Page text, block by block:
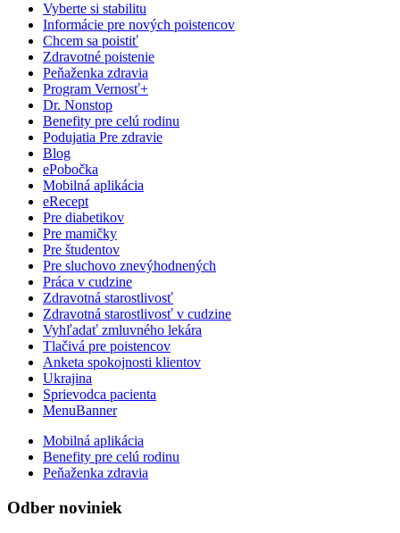
Vyberte si stabilitu
Informácie pre nových poistencov
Chcem sa poistiť
Zdravotné poistenie
Peňaženka zdravia
Program Vernosť+
Dr. Nonstop
Benefity pre celú rodinu
Podujatia Pre zdravie
Blog
ePobočka
Mobilná aplikácia
eRecept
Pre diabetikov
Pre mamičky
Pre študentov
Pre sluchovo znevýhodnených
Práca v cudzine
Zdravotná starostlivosť
Zdravotná starostlivosť v cudzine
Vyhľadať zmluvného lekára
Tlačivá pre poistencov
Anketa spokojnosti klientov
Ukrajina
Sprievodca pacienta
MenuBanner
Mobilná aplikácia
Benefity pre celú rodinu
Peňaženka zdravia
Odber noviniek